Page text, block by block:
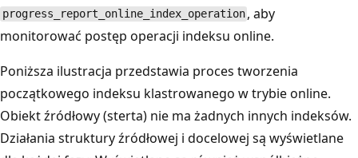
progress_report_online_index_operation , aby
monitorować postęp operacji indeksu online.
Poniższa ilustracja przedstawia proces tworzenia
początkowego indeksu klastrowanego w trybie online.
Obiekt źródłowy (sterta) nie ma żadnych innych indeksów.
Działania struktury źródłowej i docelowej są wyświetlane